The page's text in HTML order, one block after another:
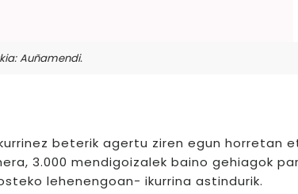
Auñamendi.
beterik agertu ziren egun horretan
3.000 mendigoizalek baino gehiagok
lehenengoan− ikurrina astindurik.